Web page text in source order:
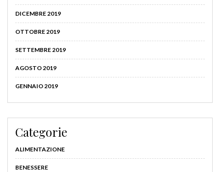
DICEMBRE 2019
OTTOBRE 2019
SETTEMBRE 2019
AGOSTO 2019
GENNAIO 2019
Categorie
ALIMENTAZIONE
BENESSERE